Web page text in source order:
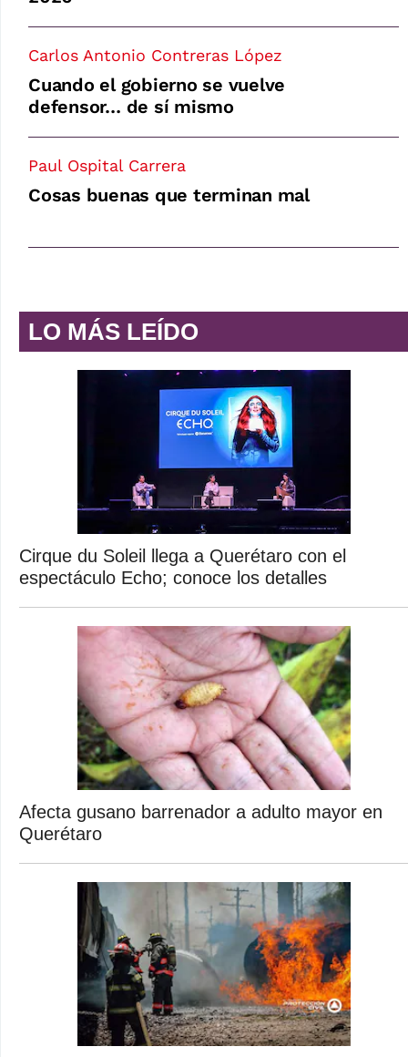
Carlos Antonio Contreras López
Cuando el gobierno se vuelve
defensor… de sí mismo
Paul Ospital Carrera
Cosas buenas que terminan mal
LO MÁS LEÍDO
Cirque du Soleil llega a Querétaro con el
espectáculo Echo; conoce los detalles
Afecta gusano barrenador a adulto mayor en
Querétaro